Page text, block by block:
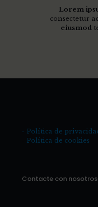
Lorem
consectetur
eiusmod
- Política de
- Política de cookies
Contacte con nosotros